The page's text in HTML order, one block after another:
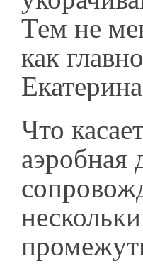
Тем не
как
Что
аэробная